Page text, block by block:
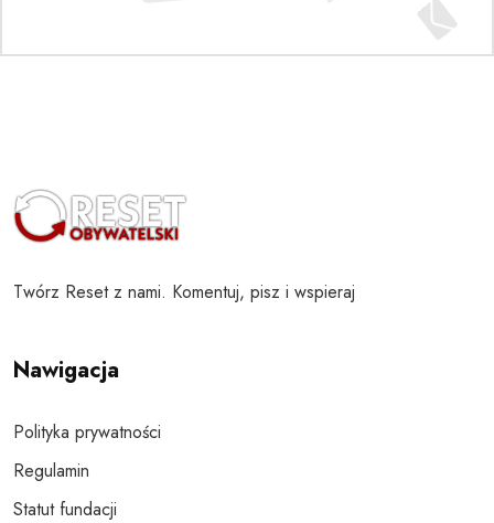
Twórz Reset z nami. Komentuj, pisz i wspieraj
Nawigacja
Polityka prywatności
Regulamin
Statut fundacji